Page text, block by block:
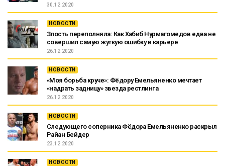
30.12.2020
НОВОСТИ
Злость переполняла: Как Хабиб Нурмагомедов едва не
совершил самую жуткую ошибку в карьере
26.12.2020
НОВОСТИ
«Моя борьба круче»: Фёдору Емельяненко мечтает
«надрать задницу» звезда рестлинга
26.12.2020
НОВОСТИ
Следующего соперника Фёдора Емельяненко раскрыл
Райан Бейдер
23.12.2020
НОВОСТИ